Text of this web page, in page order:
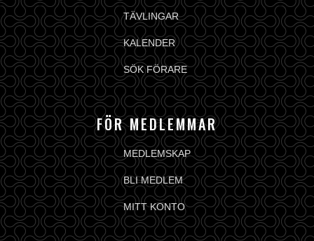
TÄVLINGAR
KALENDER
SÖK FÖRARE
FÖR MEDLEMMAR
MEDLEMSKAP
BLI MEDLEM
MITT KONTO